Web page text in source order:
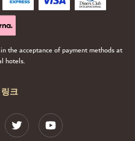
크
the acceptance of payment methods at
hotels.